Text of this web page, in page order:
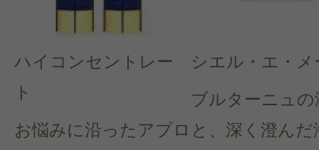
ハイコンセントレー
ト
お悩みに沿ったアプロ
シエル・エ・メ
ブルターニュの
と、深く澄んだ